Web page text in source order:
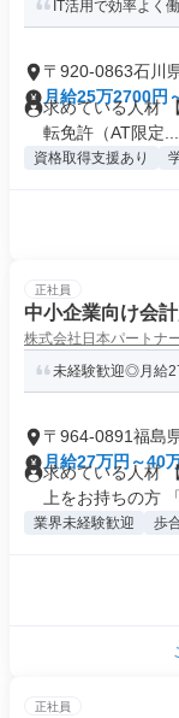
IT活用で効率よく
〒920-0863石川
月給25万2700円
求めている人材
転免許（AT限定...
資格取得支援あり
正社員
中小企業向け会
株式会社日本パートナ
未経験歓迎◎月給
〒964-0891福島
月給27万円～40
求めている人材
上をお持ちの方
業界未経験歓迎 歩
正社員